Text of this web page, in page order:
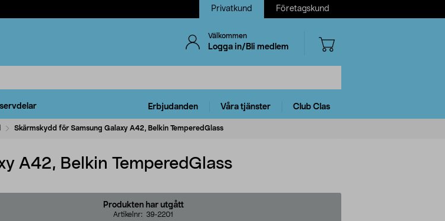
Privatkund Företagskund
Välkommen
Logga in/Bli medlem
Erbjudanden Våra tjänster Club Clas
Skärmskydd för Samsung Galaxy A42, Belkin TemperedGlass
A42, Belkin TemperedGlass
Produkten har utgått
Artikelnr: 39-2201